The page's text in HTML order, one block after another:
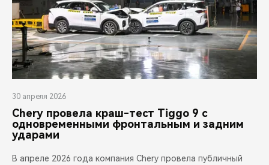
30 апреля 2026
Chery провела краш-тест Tiggo 9 с
одновременными фронтальным и задним
ударами
В апреле 2026 года компания Chery провела публичный